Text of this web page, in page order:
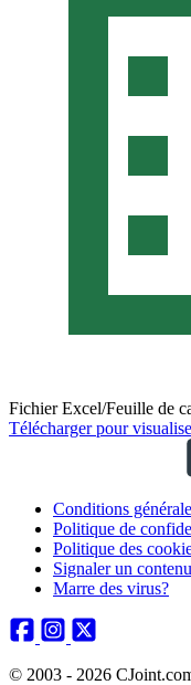
Fichier Excel/Feuille de
Télécharger pour
Conditions
Politique de
Politique des
Signaler un contenu
Marre des virus?
© 2003 - 2026